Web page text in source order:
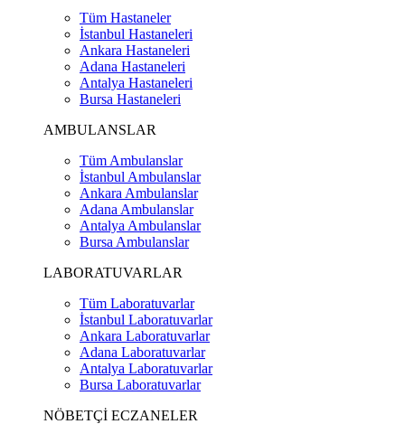
Tüm Hastaneler
İstanbul Hastaneleri
Ankara Hastaneleri
Adana Hastaneleri
Antalya Hastaneleri
Bursa Hastaneleri
AMBULANSLAR
Tüm Ambulanslar
İstanbul Ambulanslar
Ankara Ambulanslar
Adana Ambulanslar
Antalya Ambulanslar
Bursa Ambulanslar
LABORATUVARLAR
Tüm Laboratuvarlar
İstanbul Laboratuvarlar
Ankara Laboratuvarlar
Adana Laboratuvarlar
Antalya Laboratuvarlar
Bursa Laboratuvarlar
NÖBETÇİ ECZANELER